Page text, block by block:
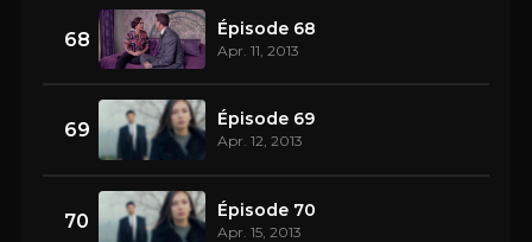
68 Épisode 68
Apr. 11, 2013
69 Épisode 69
Apr. 12, 2013
70 Épisode 70
Apr. 15, 2013